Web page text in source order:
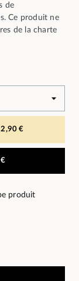
de
Ce produit ne
de la charte
€
produit